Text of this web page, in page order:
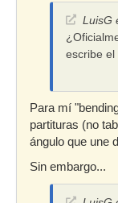
LuisG
escribe el
Para mí
partituras (no
ángulo que une
Sin embargo...